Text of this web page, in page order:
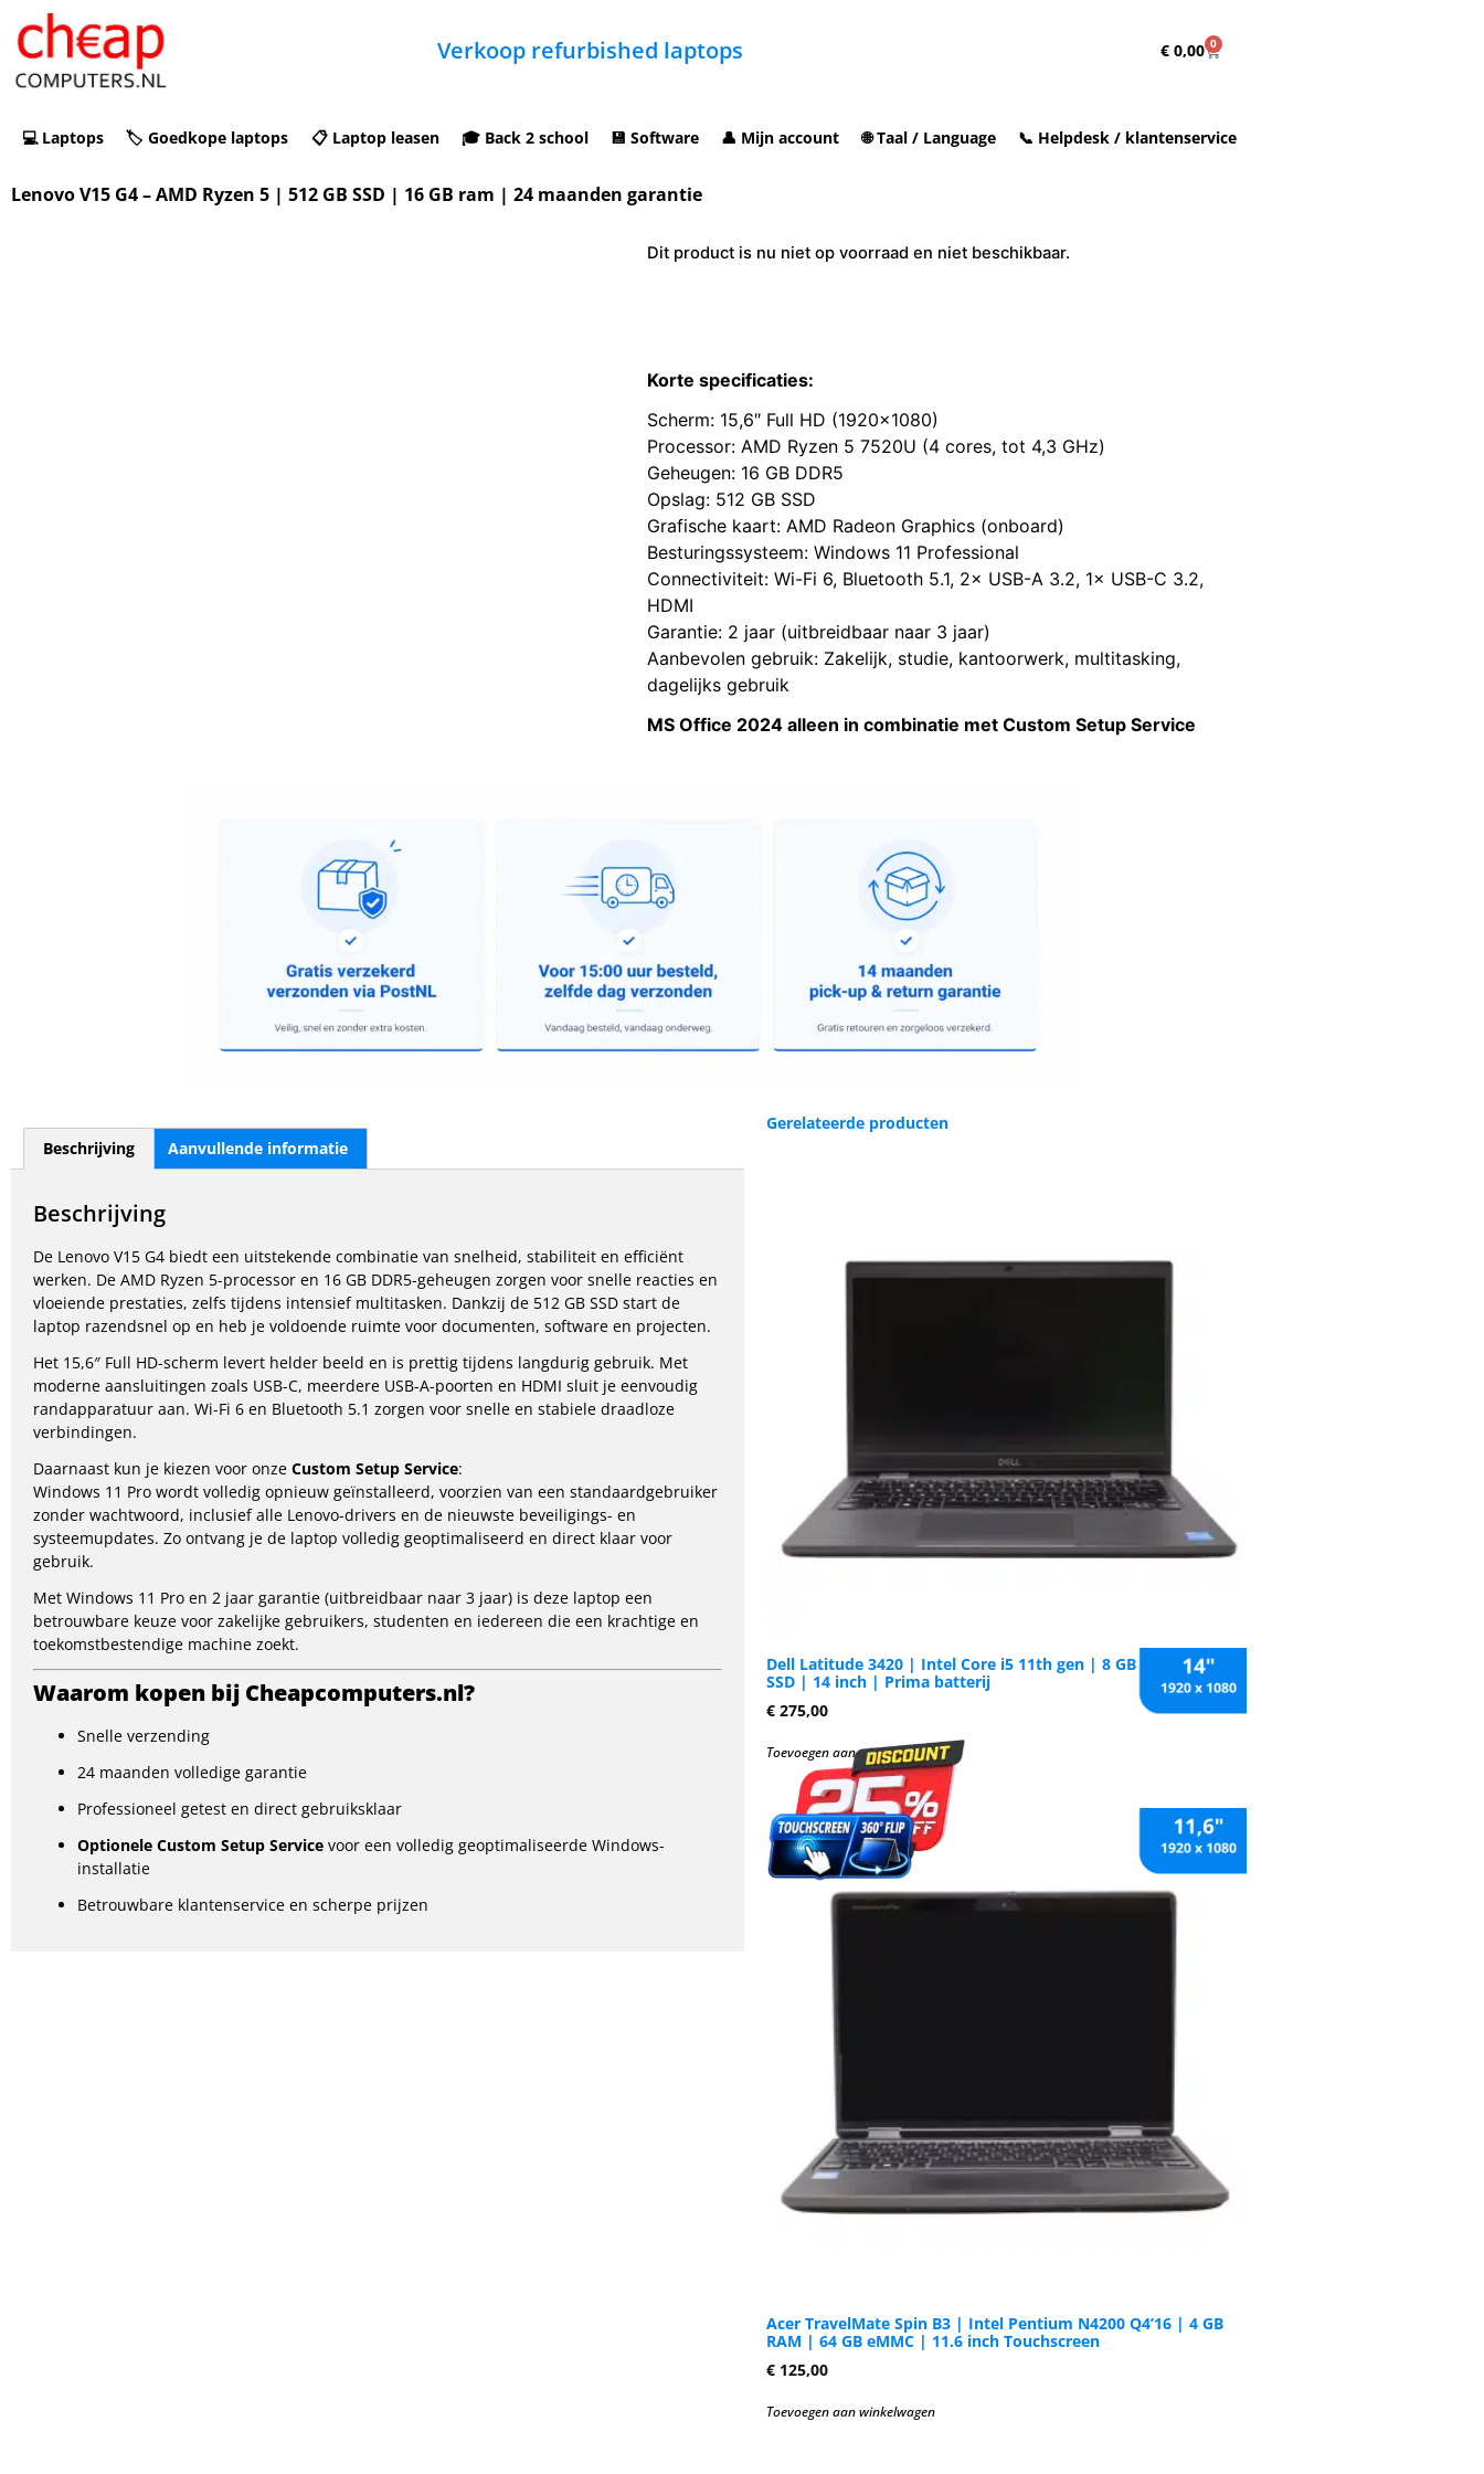
Verkoop refurbished laptops €0,00 0
💻 Laptops 🏷️ Goedkope laptops 📋 Laptop leasen 🎓 Back 2 school 💾 Software 👤 Mijn account 🌐 Taal / Language 📞 Helpdesk / klantenservice
Lenovo V15 G4 – AMD Ryzen 5 | 512 GB SSD | 16 GB ram | 24 maanden garantie
Dit product is nu niet op voorraad en niet beschikbaar.
Korte specificaties:
Scherm: 15,6″ Full HD (1920×1080)
Processor: AMD Ryzen 5 7520U (4 cores, tot 4,3 GHz)
Geheugen: 16 GB DDR5
Opslag: 512 GB SSD
Grafische kaart: AMD Radeon Graphics (onboard)
Besturingssysteem: Windows 11 Professional
Connectiviteit: Wi-Fi 6, Bluetooth 5.1, 2× USB-A 3.2, 1× USB-C 3.2,
HDMI
Garantie: 2 jaar (uitbreidbaar naar 3 jaar)
Aanbevolen gebruik: Zakelijk, studie, kantoorwerk, multitasking,
dagelijks gebruik
MS Office 2024 alleen in combinatie met Custom Setup Service
Beschrijving Aanvullende informatie
Beschrijving
De Lenovo V15 G4 biedt een uitstekende combinatie van snelheid, stabiliteit en efficiënt
werken. De AMD Ryzen 5-processor en 16 GB DDR5-geheugen zorgen voor snelle reacties en
vloeiende prestaties, zelfs tijdens intensief multitasken. Dankzij de 512 GB SSD start de
laptop razendsnel op en heb je voldoende ruimte voor documenten, software en projecten.
Het 15,6″ Full HD-scherm levert helder beeld en is prettig tijdens langdurig gebruik. Met
moderne aansluitingen zoals USB-C, meerdere USB-A-poorten en HDMI sluit je eenvoudig
randapparatuur aan. Wi-Fi 6 en Bluetooth 5.1 zorgen voor snelle en stabiele draadloze
verbindingen.
Daarnaast kun je kiezen voor onze Custom Setup Service:
Windows 11 Pro wordt volledig opnieuw geïnstalleerd, voorzien van een standaardgebruiker
zonder wachtwoord, inclusief alle Lenovo-drivers en de nieuwste beveiligings- en
systeemupdates. Zo ontvang je de laptop volledig geoptimaliseerd en direct klaar voor
gebruik.
Met Windows 11 Pro en 2 jaar garantie (uitbreidbaar naar 3 jaar) is deze laptop een
betrouwbare keuze voor zakelijke gebruikers, studenten en iedereen die een krachtige en
toekomstbestendige machine zoekt.
Waarom kopen bij Cheapcomputers.nl?
Snelle verzending
24 maanden volledige garantie
Professioneel getest en direct gebruiksklaar
Optionele Custom Setup Service voor een volledig geoptimaliseerde Windows-
installatie
Betrouwbare klantenservice en scherpe prijzen
Gerelateerde producten
Dell Latitude 3420 | Intel Core i5 11th gen | 8 GB RAM | 256 GB
SSD | 14 inch | Prima batterij
€ 275,00
Toevoegen aan winkelwagen
Acer TravelMate Spin B3 | Intel Pentium N4200 Q4’16 | 4 GB
RAM | 64 GB eMMC | 11.6 inch Touchscreen
€ 125,00
Toevoegen aan winkelwagen